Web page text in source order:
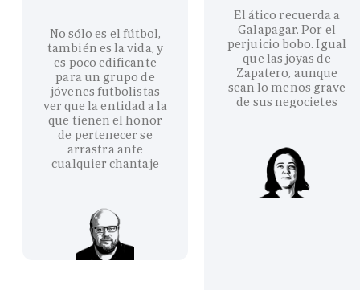
No sólo es el fútbol,
también es la vida, y
es poco edificante
para un grupo de
jóvenes futbolistas
ver que la entidad a la
que tienen el honor
de pertenecer se
arrastra ante
cualquier chantaje
El ático recuerda a
Galapagar. Por el
perjuicio bobo. Igual
que las joyas de
Zapatero, aunque
sean lo menos grave
de sus negocietes